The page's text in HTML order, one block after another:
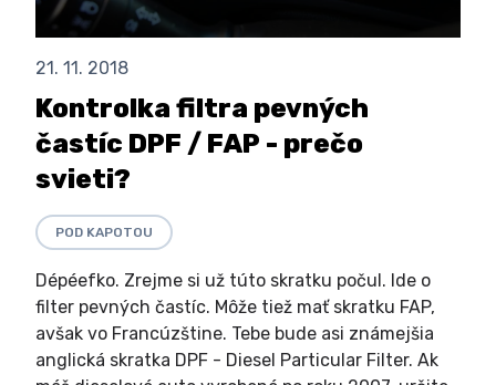
21. 11. 2018
Kontrolka filtra pevných
častíc DPF / FAP - prečo
svieti?
POD KAPOTOU
Dépéefko. Zrejme si už túto skratku počul. Ide o
filter pevných častíc. Môže tiež mať skratku FAP,
avšak vo Francúzštine. Tebe bude asi známejšia
anglická skratka DPF - Diesel Particular Filter. Ak